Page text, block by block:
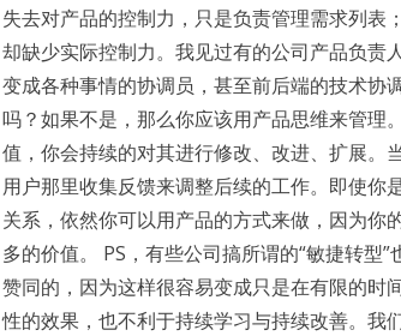
失去对产品的控制力，只是负责管理需求列表
却缺少实际控制力。我见过有的公司产品负责
变成各种事情的协调员，甚至前后端的技术协
吗？如果不是，那么你应该用产品思维来管理
值，你会持续的对其进行修改、改进、扩展。
用户那里收集反馈来调整后续的工作。即使你
关系，依然你可以用产品的方式来做，因为你
多的价值。 PS，有些公司搞所谓的“敏捷转型
赞同的，因为这样很容易变成只是在有限的时
性的效果，也不利于持续学习与持续改善。我